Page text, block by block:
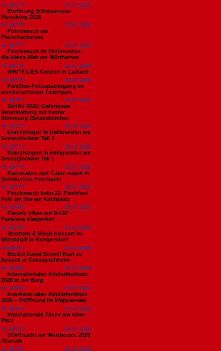
Nr. 18779
24.07.2026
Eröffnung Schlosswiese
Moosburg 2026
Nr. 18778
23.07.2026
Fotobesuch am
Flatschachersee
Nr. 18777
23.07.2026
Fotobesuch im Minimundus -
die kleine Welt am Wörthersee
Nr. 18776
22.07.2026
WHITE LIES Konzert in Laibach
Nr. 18775
20.07.2026
Familien-Fotospaziergang im
wunderschönen Tiebelpark
Nr. 18774
20.07.2026
SiniAir 2026: Gelungene
Veranstaltung mit bester
Stimmung /Sinabelkirchen
Nr. 18773
19.07.2026
Kranzlsingen in Heiligenblut am
Grossglockner Teil 2
Nr. 18772
19.07.2026
Kranzlsingen in Heiligenblut am
Grossglockner Teil 1
Nr. 18771
19.07.2026
Kameraden und Gäste waren in
Sommerfest-Feierlaune
Nr. 18770
18.07.2026
Fotobesuch beim 22. Fischfest
Feld am See am Kirchplatz
Nr. 18769
18.07.2026
Electric Vibes mit BASF -
Fanarena Klagenfurt
Nr. 18768
17.07.2026
Strottern & Blech Konzert im
Wirtstdadl in Rangersdorf
Nr. 18767
17.07.2026
Bruder David Steindl Rast zu
Besuch in Grosskirchheim
Nr. 18766
17.07.2026
Internationalen Kinderfestivals
2026 in der Burg
Nr. 18765
17.07.2026
Internationalen Kinderfestivals
2026 – Eröffnung im Wappensaal
Nr. 18764
17.07.2026
Internationale Tänze am Alten
Platz
Nr. 18763
14.07.2026
STARnacht am Wörthersee 2026
/Startalk
Nr. 18762
14.07.2026